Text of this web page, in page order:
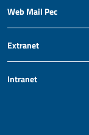
Web Mail Pec
Extranet
Intranet